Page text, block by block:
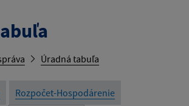
Úradná tabuľa
Rozpočet-Hospodárenie